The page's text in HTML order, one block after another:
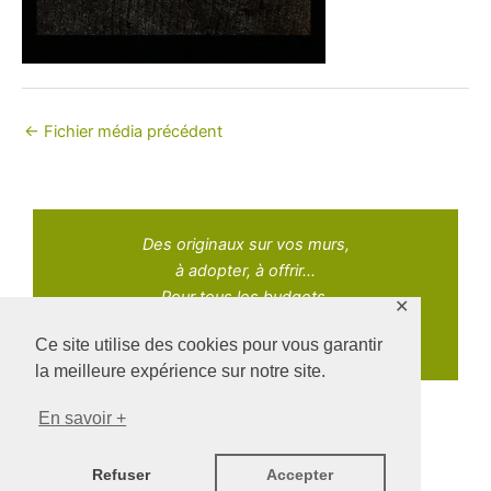
Ce site utilise des cookies pour vous garantir
la meilleure expérience sur notre site.
En savoir +
Refuser Accepter
✕
← Fichier média précédent
Des originaux sur vos murs,
à adopter, à offrir...
Pour tous les budgets.